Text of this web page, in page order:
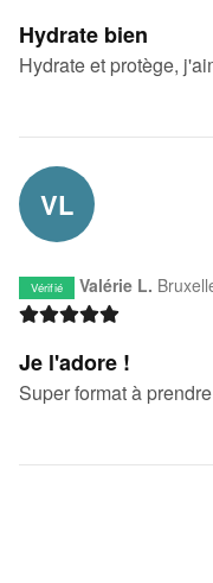
Hydrate bien
Hydrate et protège,
VL
Vérifié Valérie L.
Je l'adore !
Super format à